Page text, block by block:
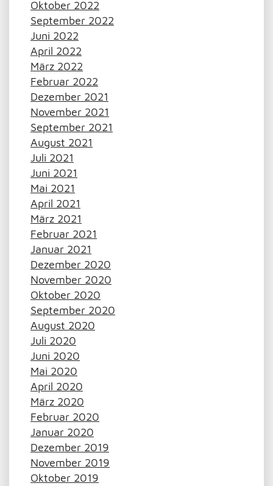
Oktober 2022
September 2022
Juni 2022
April 2022
März 2022
Februar 2022
Dezember 2021
November 2021
September 2021
August 2021
Juli 2021
Juni 2021
Mai 2021
April 2021
März 2021
Februar 2021
Januar 2021
Dezember 2020
November 2020
Oktober 2020
September 2020
August 2020
Juli 2020
Juni 2020
Mai 2020
April 2020
März 2020
Februar 2020
Januar 2020
Dezember 2019
November 2019
Oktober 2019